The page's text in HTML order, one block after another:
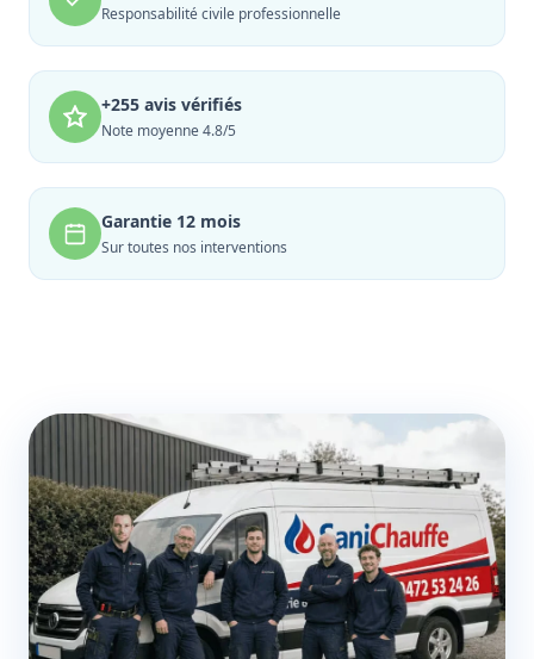
Responsabilité civile professionnelle
+255 avis vérifiés
Note moyenne 4.8/5
Garantie 12 mois
Sur toutes nos interventions